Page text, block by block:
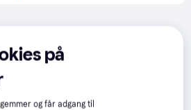
på
og får adgang til